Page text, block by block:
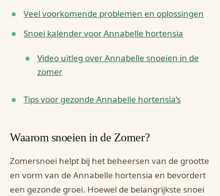
Veel voorkomende problemen en oplossingen
Snoei kalender voor Annabelle hortensia
Video uitleg over Annabelle snoeien in de
zomer
Tips voor gezonde Annabelle hortensia’s
Waarom snoeien in de Zomer?
Zomersnoei helpt bij het beheersen van de grootte
en vorm van de Annabelle hortensia en bevordert
een gezonde groei. Hoewel de belangrijkste snoei